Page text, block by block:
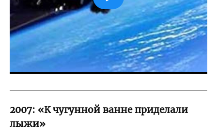
2007: «К чугунной ванне приделали
лыжи»